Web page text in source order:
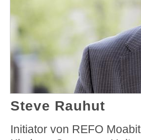
Steve Rauhut
Initiator von REFO Moabit